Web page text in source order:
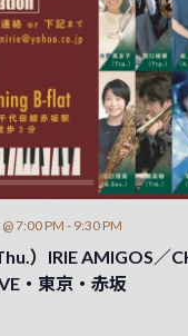
）IRIE AMIGOS／
・東京・赤坂
7:00 PM - 9:30 PM